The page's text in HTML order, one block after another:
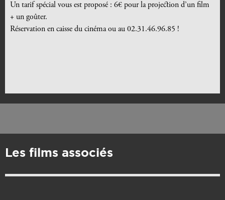
Un tarif spécial vous est proposé : 6€ pour la projection d’un film
+ un goûter.
Réservation en caisse du cinéma ou au 02.31.46.96.85 !
Les films associés